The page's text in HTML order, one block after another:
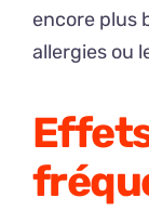
encore plus
allergies ou